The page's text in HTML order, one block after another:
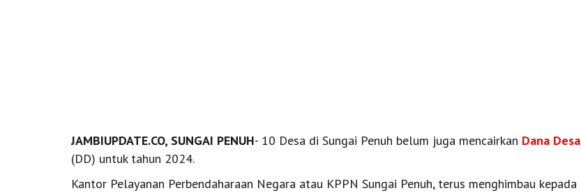
JAMBIUPDATE.CO, SUNGAI PENUH- 10 Desa di Sungai Penuh belum juga mencairkan Dana Desa
(DD) untuk tahun 2024.
Kantor Pelayanan Perbendaharaan Negara atau KPPN Sungai Penuh, terus menghimbau kepada